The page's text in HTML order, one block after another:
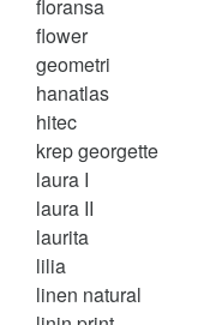
floransa
flower
geometri
hanatlas
hitec
krep georgette
laura I
laura II
laurita
lilia
linen natural